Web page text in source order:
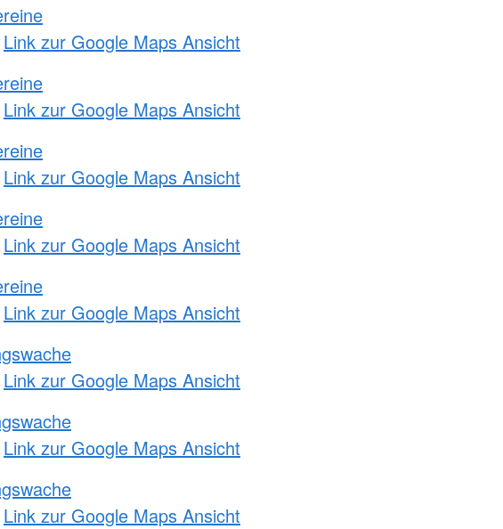
Link zur Google Maps Ansicht
Link zur Google Maps Ansicht
Link zur Google Maps Ansicht
Link zur Google Maps Ansicht
Link zur Google Maps Ansicht
Link zur Google Maps Ansicht
Link zur Google Maps Ansicht
Link zur Google Maps Ansicht